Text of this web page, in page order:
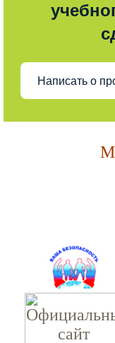
Написать о